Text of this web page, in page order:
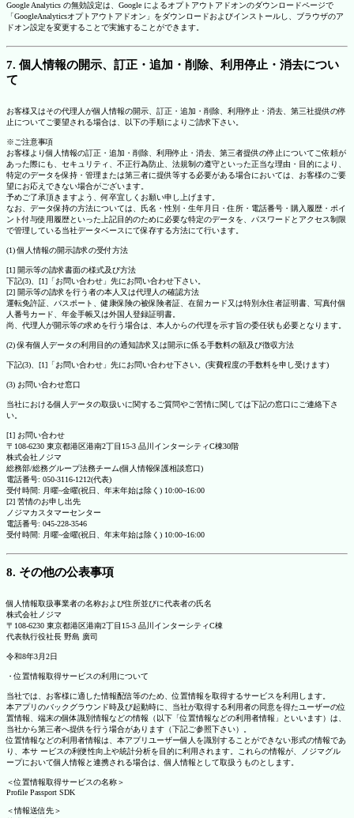
Google Analytics の無効設定は、Google によるオプトアウトアドオンのダウンロードページで
「GoogleAnalyticsオプトアウトアドオン」をダウンロードおよびインストールし、ブラウザのア
ドオン設定を変更することで実施することができます。
7. 個人情報の開示、訂正・追加・削除、利用停止・消去につい
て
お客様又はその代理人が個人情報の開示、訂正・追加・削除、利用停止・消去、第三社提供の停
止についてご要望される場合は、以下の手順によりご請求下さい。
※ご注意事項
お客様より個人情報の訂正・追加・削除、利用停止・消去、第三者提供の停止についてご依頼が
あった際にも、セキュリティ、不正行為防止、法規制の遵守といった正当な理由・目的により、
特定のデータを保持・管理または第三者に提供等する必要がある場合においては、お客様のご要
望にお応えできない場合がございます。
予めご了承頂きますよう、何卒宜しくお願い申し上げます。
なお、データ保持の方法については、氏名・性別・生年月日・住所・電話番号・購入履歴・ポイ
ント付与使用履歴といった上記目的のために必要な特定のデータを、パスワードとアクセス制限
で管理している当社データベースにて保存する方法にて行います。
(1) 個人情報の開示請求の受付方法
[1] 開示等の請求書面の様式及び方法
下記(3)、[1]「お問い合わせ」先にお問い合わせ下さい。
[2] 開示等の請求を行う者の本人又は代理人の確認方法
運転免許証、パスポート、健康保険の被保険者証、在留カード又は特別永住者証明書、写真付個
人番号カード、年金手帳又は外国人登録証明書。
尚、代理人が開示等の求めを行う場合は、本人からの代理を示す旨の委任状も必要となります。
(2) 保有個人データの利用目的の通知請求又は開示に係る手数料の額及び徴収方法
下記(3)、[1]「お問い合わせ」先にお問い合わせ下さい。(実費程度の手数料を申し受けます)
(3) お問い合わせ窓口
当社における個人データの取扱いに関するご質問やご苦情に関しては下記の窓口にご連絡下さ
い。
[1] お問い合わせ
〒108-6230 東京都港区港南2丁目15-3 品川インターシティC棟30階
株式会社ノジマ
総務部/総務グループ法務チーム(個人情報保護相談窓口)
電話番号: 050-3116-1212(代表)
受付時間: 月曜~金曜(祝日、年末年始は除く) 10:00~16:00
[2] 苦情のお申し出先
ノジマカスタマーセンター
電話番号: 045-228-3546
受付時間: 月曜~金曜(祝日、年末年始は除く) 10:00~16:00
8. その他の公表事項
個人情報取扱事業者の名称および住所並びに代表者の氏名
株式会社ノジマ
〒108-6230 東京都港区港南2丁目15-3 品川インターシティC棟
代表執行役社長 野島 廣司
令和8年3月2日
・位置情報取得サービスの利用について
当社では、お客様に適した情報配信等のため、位置情報を取得するサービスを利用します。
本アプリのバックグラウンド時及び起動時に、当社が取得する利用者の同意を得たユーザーの位
置情報、端末の個体識別情報などの情報（以下「位置情報などの利用者情報」といいます）は、
当社から第三者へ提供を行う場合があります（下記ご参照下さい）。
位置情報などの利用者情報は、本アプリユーザー個人を識別することができない形式の情報であ
り、本サ ービスの利便性向上や統計分析を目的に利用されます。これらの情報が、ノジマグル
ープにおいて個人情報と連携される場合は、個人情報として取扱うものとします。
＜位置情報取得サービスの名称＞
Profile Passport SDK
＜情報送信先＞